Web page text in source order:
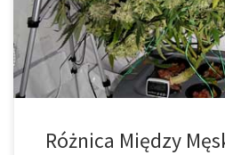
wytwarzają pąki. Zebrane,
żeńskie to pąki, które palimy! Jak
Różnica Między